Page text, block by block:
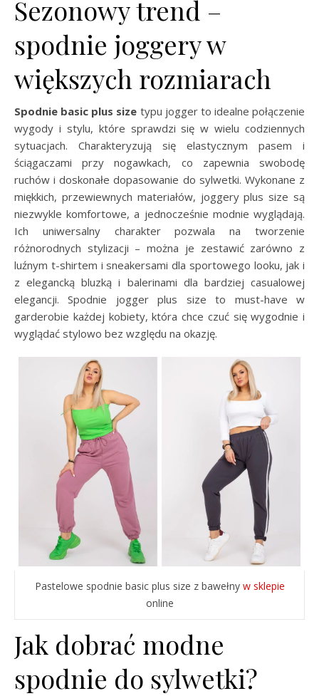
Sezonowy trend –
spodnie joggery w
większych rozmiarach
Spodnie basic plus size typu jogger to idealne połączenie
wygody i stylu, które sprawdzi się w wielu codziennych
sytuacjach. Charakteryzują się elastycznym pasem i
ściągaczami przy nogawkach, co zapewnia swobodę
ruchów i doskonałe dopasowanie do sylwetki. Wykonane z
miękkich, przewiewnych materiałów, joggery plus size są
niezwykle komfortowe, a jednocześnie modnie wyglądają.
Ich uniwersalny charakter pozwala na tworzenie
różnorodnych stylizacji – można je zestawić zarówno z
luźnym t-shirtem i sneakersami dla sportowego looku, jak i
z elegancką bluzką i balerinami dla bardziej casualowej
elegancji. Spodnie jogger plus size to must-have w
garderobie każdej kobiety, która chce czuć się wygodnie i
wyglądać stylowo bez względu na okazję.
Pastelowe spodnie basic plus size z bawełny w sklepie
online
Jak dobrać modne
spodnie do sylwetki?